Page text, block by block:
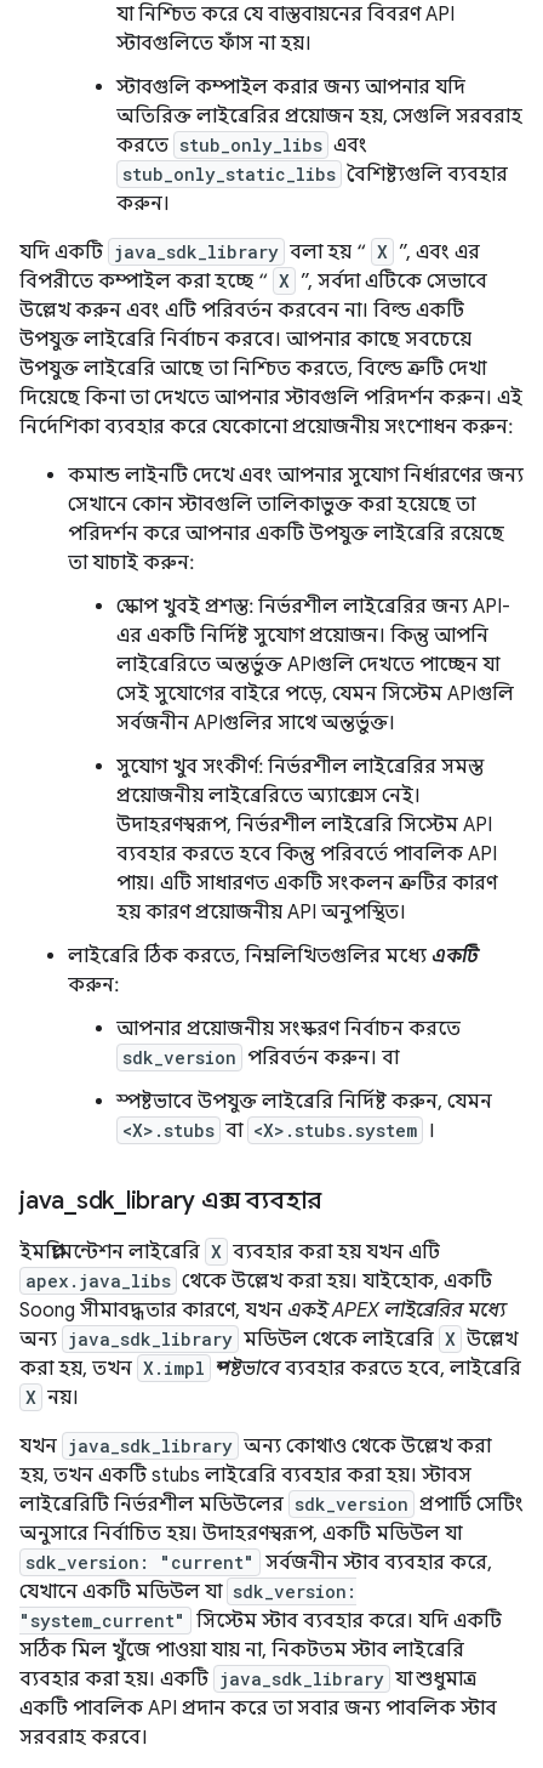
যা নিশ্চিত করে যে বাস্তবায়নের বিবরণ API
স্টাবগুলিতে ফাঁস না হয়।
স্টাবগুলি কম্পাইল করার জন্য আপনার যদি
অতিরিক্ত লাইব্রেরির প্রয়োজন হয়, সেগুলি সরবরাহ
করতে stub_only_libs এবং
stub_only_static_libs বৈশিষ্ট্যগুলি ব্যবহার
করুন।
যদি একটি java_sdk_library বলা হয় “ X ”, এবং এর
বিপরীতে কম্পাইল করা হচ্ছে “ X ”, সর্বদা এটিকে সেভাবে
উল্লেখ করুন এবং এটি পরিবর্তন করবেন না। বিল্ড একটি
উপযুক্ত লাইব্রেরি নির্বাচন করবে। আপনার কাছে সবচেয়ে
উপযুক্ত লাইব্রেরি আছে তা নিশ্চিত করতে, বিল্ডে ত্রুটি দেখা
দিয়েছে কিনা তা দেখতে আপনার স্টাবগুলি পরিদর্শন করুন। এই
নির্দেশিকা ব্যবহার করে যেকোনো প্রয়োজনীয় সংশোধন করুন:
কমান্ড লাইনটি দেখে এবং আপনার সুযোগ নির্ধারণের জন্য
সেখানে কোন স্টাবগুলি তালিকাভুক্ত করা হয়েছে তা
পরিদর্শন করে আপনার একটি উপযুক্ত লাইব্রেরি রয়েছে
তা যাচাই করুন:
স্কোপ খুবই প্রশস্ত: নির্ভরশীল লাইব্রেরির জন্য API-
এর একটি নির্দিষ্ট সুযোগ প্রয়োজন। কিন্তু আপনি
লাইব্রেরিতে অন্তর্ভুক্ত APIগুলি দেখতে পাচ্ছেন যা
সেই সুযোগের বাইরে পড়ে, যেমন সিস্টেম APIগুলি
সর্বজনীন APIগুলির সাথে অন্তর্ভুক্ত।
সুযোগ খুব সংকীর্ণ: নির্ভরশীল লাইব্রেরির সমস্ত
প্রয়োজনীয় লাইব্রেরিতে অ্যাক্সেস নেই।
উদাহরণস্বরূপ, নির্ভরশীল লাইব্রেরি সিস্টেম API
ব্যবহার করতে হবে কিন্তু পরিবর্তে পাবলিক API
পায়। এটি সাধারণত একটি সংকলন ত্রুটির কারণ
হয় কারণ প্রয়োজনীয় API অনুপস্থিত।
লাইব্রেরি ঠিক করতে, নিম্নলিখিতগুলির মধ্যে একটি
করুন:
আপনার প্রয়োজনীয় সংস্করণ নির্বাচন করতে
sdk_version পরিবর্তন করুন। বা
স্পষ্টভাবে উপযুক্ত লাইব্রেরি নির্দিষ্ট করুন, যেমন
<X>.stubs বা <X>.stubs.system ।
java sdk library এক্স ব্যবহার
ইমপ্লিমেন্টেশন লাইব্রেরি X ব্যবহার করা হয় যখন এটি
apex.java_libs থেকে উল্লেখ করা হয়। যাইহোক, একটি
Soong সীমাবদ্ধতার কারণে, যখন একই APEX লাইব্রেরির মধ্যে
অন্য java_sdk_library মডিউল থেকে লাইব্রেরি X উল্লেখ
করা হয়, তখন X.impl স্পষ্টভাবেব্যবহার করতে হবে, লাইব্রেরি
X নয়।
যখন java_sdk_library অন্য কোথাও থেকে উল্লেখ করা
হয়, তখন একটি stubs লাইব্রেরি ব্যবহার করা হয়। স্টাবস
লাইব্রেরিটি নির্ভরশীল মডিউলের sdk_version প্রপার্টি সেটিং
অনুসারে নির্বাচিত হয়। উদাহরণস্বরূপ, একটি মডিউল যা
sdk_version: "current"
সর্বজনীন স্টাব ব্যবহার করে,
যেখানে একটি মডিউল যা sdk_version:
"system_current"
সিস্টেম স্টাব ব্যবহার করে। যদি একটি
সঠিক মিল খুঁজে পাওয়া যায় না, নিকটতম স্টাব লাইব্রেরি
ব্যবহার করা হয়। একটি java_sdk_library যা শুধুমাত্র
একটি পাবলিক API প্রদান করে তা সবার জন্য পাবলিক স্টাব
সরবরাহ করবে।